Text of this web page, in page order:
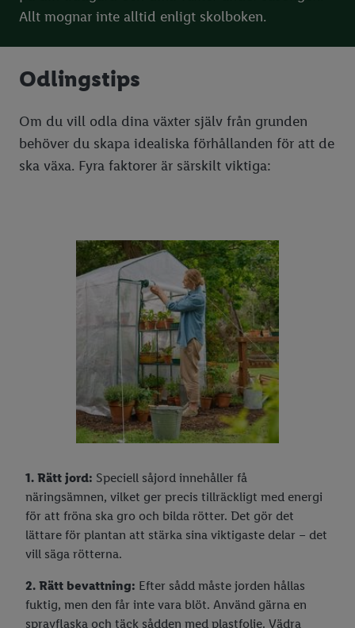
Allt mognar inte alltid enligt skolboken.
Odlingstips
Om du vill odla dina växter själv från grunden
behöver du skapa idealiska förhållanden för att de
ska växa. Fyra faktorer är särskilt viktiga:
1. Rätt jord: Speciell såjord innehåller få
näringsämnen, vilket ger precis tillräckligt med energi
för att fröna ska gro och bilda rötter. Det gör det
lättare för plantan att stärka sina viktigaste delar – det
vill säga rötterna.
2. Rätt bevattning: Efter sådd måste jorden hållas
fuktig, men den får inte vara blöt. Använd gärna en
sprayflaska och täck sådden med plastfolie. Vädra